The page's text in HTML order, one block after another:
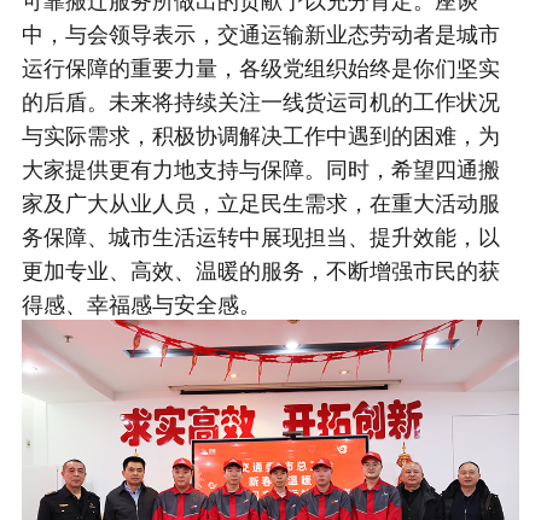
中，与会领导表示，交通运输新业态劳动者是城市
运行保障的重要力量，各级党组织始终是你们坚实
的后盾。未来将持续关注一线货运司机的工作状况
与实际需求，积极协调解决工作中遇到的困难，为
大家提供更有力地支持与保障。同时，希望四通搬
家及广大从业人员，立足民生需求，在重大活动服
务保障、城市生活运转中展现担当、提升效能，以
更加专业、高效、温暖的服务，不断增强市民的获
得感、幸福感与安全感。